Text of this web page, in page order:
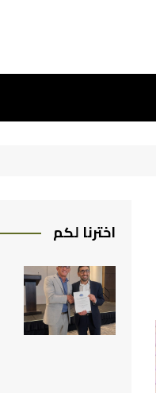
اخترنا لكم